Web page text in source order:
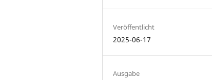
Veröffentlicht
2025-06-17
Ausgabe